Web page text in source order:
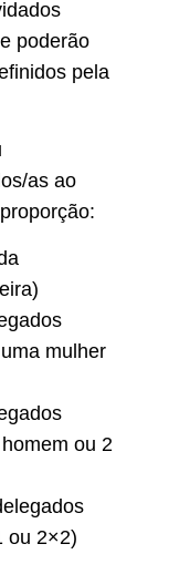
poderão
pela
as ao
mulher
ou 2
ou 2×2)